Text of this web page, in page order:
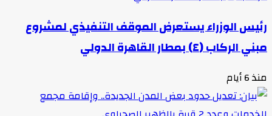
رئيس الوزراء يستعرض الموقف التنفيذي لمشروع
مبني الركاب (٤) بمطار القاهرة الدولي
منذ 6 أيام